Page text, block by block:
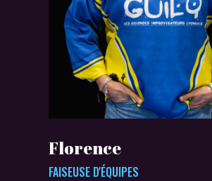
Florence
FAISEUSE D'ÉQUIPES